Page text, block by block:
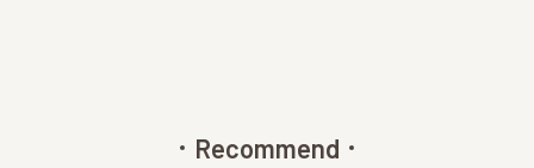
Recommend